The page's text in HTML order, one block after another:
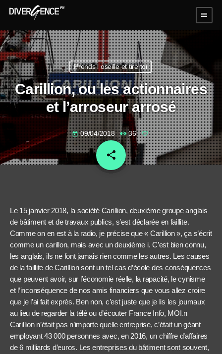
menu
Prends l oseille et tire toi
Carillion, ou les actionnaires
et l’arroseur arrosé
today 09/04/2018 36
share
email
Le 15 janvier 2018, la société Carillion, deuxième groupe anglais
de bâtiment et de travaux publics, s’est déclarée en faillite.
Comme on en est à la radio, je précise que « Carillion », ça s’écrit
comme un carillon, mais avec un deuxième i. C’est bien connu,
les anglais, ils ne font jamais rien comme les autres. Les causes
de la faillite de Carillion sont un tel cas d’école des conséquences
que peuvent avoir, sur l’économie réelle, la rapacité, le cynisme
et l’inconséquence de nos amis financiers que vous allez croire
que je l’ai fait exprès. Ben non, c’est juste que je lis les journaux
au lieu de regarder la télé ou d’écouter France Info, MOI.n
Carillion n’était pas n’importe quelle entreprise, c’était un géant
employant 43 000 personnes avec, en 2016, un chiffre d’affaires
de 6 milliards d’euros. Les entreprises du bâtiment sont souvent,